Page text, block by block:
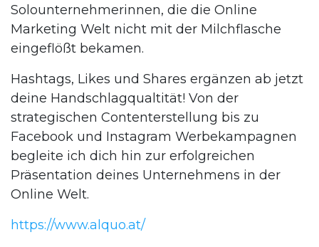
Solounternehmerinnen, die die Online
Marketing Welt nicht mit der Milchflasche
eingeflößt bekamen.
Hashtags, Likes und Shares ergänzen ab jetzt
deine Handschlagqualtität! Von der
strategischen Contenterstellung bis zu
Facebook und Instagram Werbekampagnen
begleite ich dich hin zur erfolgreichen
Präsentation deines Unternehmens in der
Online Welt.
https://www.alquo.at/